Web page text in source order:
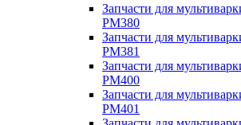
Запчасти для
PM380
Запчасти для
PM381
Запчасти для
PM400
Запчасти для
PM401